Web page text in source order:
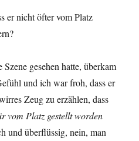
er nicht öfter vom Platz
gesehen hatte, überkam
und ich war froh, dass er
Zeug zu erzählen, dass
vom Platz gestellt worden
und überflüssig, nein, man